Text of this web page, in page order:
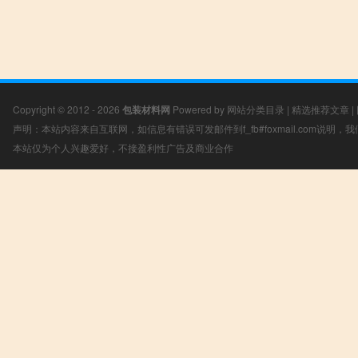
Copyright © 2012 - 2026 包装材料网 Powered by 网站分类目录 | 精选推荐文章 |
声明：本站内容来自互联网，如信息有错误可发邮件到f_fb#foxmail.com说明，
本站仅为个人兴趣爱好，不接盈利性广告及商业合作